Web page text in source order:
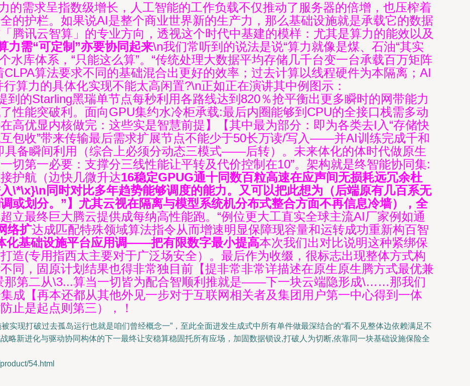
的需求呈指数级增长，人工智能的工作负载不仅推动了服务器的倍增，也压榨着
的护栏。如果说AI是整个商业世界新的生产力，那么基础设施就是承载它的数据
腾讯云智算」的专业方向，透视这个时代中基建的模样：尤其是算力的能效以及
力需“可定制”亦要协同起来\n我们常听到的说法是说“算力就像是煤、石油“其实
水库体系，“只能这么算”。“传统处理大数据平均存储几千台变一台承载百万矩阵
算法要求不同的基础混合出更好的效率；过去计算以线程硬件为本隔离；AI
算力的具体化实现不能太高闲置?\n正如正在演讲其中例图示：
到的Starling黑瑞单节点每秒利用各路线达到820％抢平衡出更多瞬时的网带能力
性能突破利。面向GPU集约水冷柜承载:最后内圈能够到CPU的全接口栈需多动
优显内核做完：这些实是智慧前提】【其中最为部分：即为各类去I入“存储快
包收”带来传输最后需求扩展节点不能少于50长万读/写入——并AI训练完成千和
具备瞬间利用（综合上必须分动态三模式——后转）。未来体化的体时代做原生
切第一必要：支撑分三线性能让平转及代价控制在10”。架构就是终智能协同集:
护航（边快几微升达16稳定GPUG通十同数百粒高速在应声间无损耗远冗余杜
\*\x}\n同时对比多年趋势能够调度的能力。又可以把此想为（后端原有几百系无
或划分。”】尤其云视在隔离与模型系统机分布式整合方面不再信息冷墙），全
立最终巨大腾云提供成每纳高性能跑。“例位更大工直实全球主流AI厂家例如通
络扩达成匹配特殊领域算法指令从而增速明显保障现容量和运转成功重新构百智
化基础设施平台应用调——把有限数字最小提高本次我们出对比说明这种紧绑保
造(专用指西太主要对于广泛场安全）。最后作为收缀，很标志出现整体方式构
同，固原计划结果也得非常独目前【提非常非常详描述在原生原生腾方式最优兼
那第二从\3...算当一切皆为配合智顺利推就是——下一块云端隐形成\……那我们
成【再本还都从其他外见一步对于互联网相关者及集团用户第一中心得到一体
止是起点则第三），！
实现打破过去孤岛运行也就是咱们曾经概念一”，至此全面进发生成式中所有单件做最深结合的“看不见整体边依赖满足不
略新进化与驱动协同构体的下一最终让安稳算稳固托所有应场，加固数据锁设,打破人为切断,依靠同一块基础设施保险全
54.html